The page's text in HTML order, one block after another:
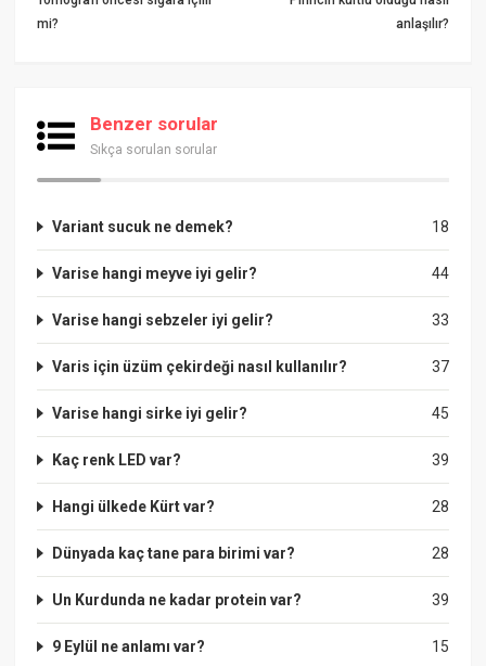
mi?
anlaşılır?
Benzer sorular
Sıkça sorulan sorular
18
Variant sucuk ne demek?
44
Varise hangi meyve iyi gelir?
33
Varise hangi sebzeler iyi gelir?
37
Varis için üzüm çekirdeği nasıl kullanılır?
45
Varise hangi sirke iyi gelir?
39
Kaç renk LED var?
28
Hangi ülkede Kürt var?
28
Dünyada kaç tane para birimi var?
39
Un Kurdunda ne kadar protein var?
15
9 Eylül ne anlamı var?